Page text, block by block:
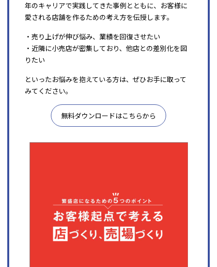
年のキャリアで実践してきた事例とともに、お客様に
愛される店舗を作るための考え方を伝授します。
・売り上げが伸び悩み、業績を回復させたい
・近隣に小売店が密集しており、他店との差別化を図
りたい
といったお悩みを抱えている方は、ぜひお手に取って
みてください。
無料ダウンロードはこちらから